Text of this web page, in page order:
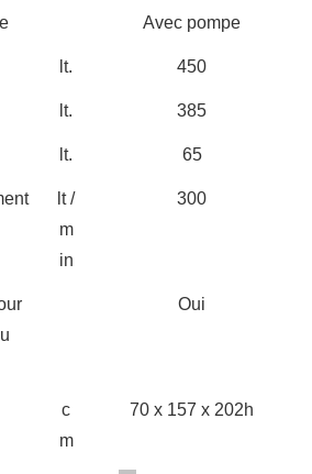
Avec pompe
lt. 450
lt. 385
lt. 65
lt /
m
in
300
Oui
c
m
70 x 157 x 202h